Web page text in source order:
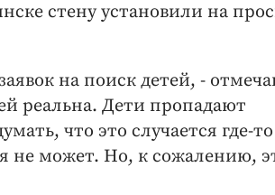
стену установили на
на поиск детей, -
реальна. Дети пропадают
что это случается где-
не может. Но, к сожалению,